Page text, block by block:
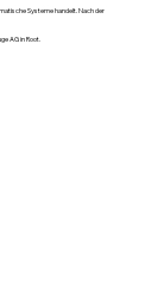
Systeme handelt. Nach der
AG in Root.